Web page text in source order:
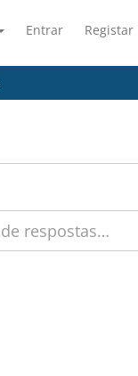
Entrar Registar